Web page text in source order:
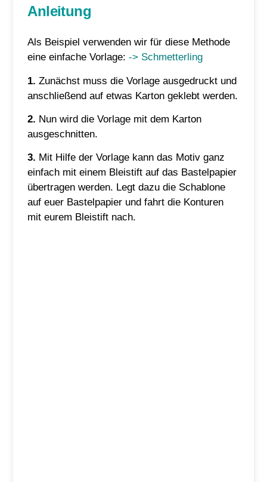
Anleitung
Als Beispiel verwenden wir für diese Methode
eine einfache Vorlage:-> Schmetterling
1. Zunächst muss die Vorlage ausgedruckt und
anschließend auf etwas Karton geklebt werden.
2. Nun wird die Vorlage mit dem Karton
ausgeschnitten.
3. Mit Hilfe der Vorlage kann das Motiv ganz
einfach mit einem Bleistift auf das Bastelpapier
übertragen werden. Legt dazu die Schablone
auf euer Bastelpapier und fahrt die Konturen
mit eurem Bleistift nach.